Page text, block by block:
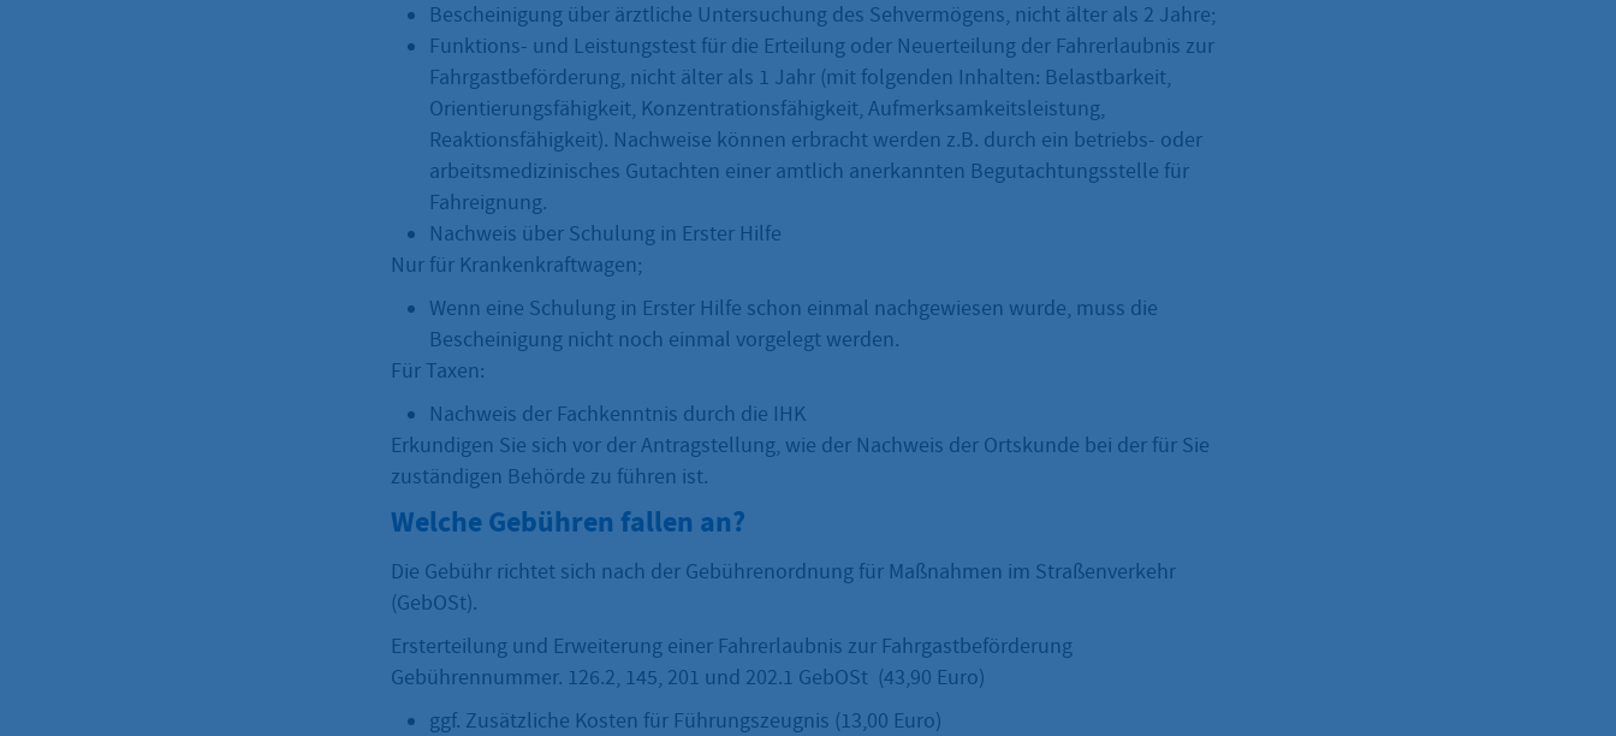
Bescheinigung über ärztliche Untersuchung des Sehvermögens, nicht älter als 2 Jahre;
Funktions- und Leistungstest für die Erteilung oder Neuerteilung der Fahrerlaubnis zur
Fahrgastbeförderung, nicht älter als 1 Jahr (mit folgenden Inhalten: Belastbarkeit,
Orientierungsfähigkeit, Konzentrationsfähigkeit, Aufmerksamkeitsleistung,
Reaktionsfähigkeit). Nachweise können erbracht werden z.B. durch ein betriebs- oder
arbeitsmedizinisches Gutachten einer amtlich anerkannten Begutachtungsstelle für
Fahreignung.
Nachweis über Schulung in Erster Hilfe
Nur für Krankenkraftwagen;
Wenn eine Schulung in Erster Hilfe schon einmal nachgewiesen wurde, muss die
Bescheinigung nicht noch einmal vorgelegt werden.
Für Taxen:
Nachweis der Fachkenntnis durch die IHK
Erkundigen Sie sich vor der Antragstellung, wie der Nachweis der Ortskunde bei der für Sie
zuständigen Behörde zu führen ist.
Welche Gebühren fallen an?
Die Gebühr richtet sich nach der Gebührenordnung für Maßnahmen im Straßenverkehr
(GebOSt).
Ersterteilung und Erweiterung einer Fahrerlaubnis zur Fahrgastbeförderung
Gebührennummer. 126.2, 145, 201 und 202.1 GebOSt (43,90 Euro)
ggf. Zusätzliche Kosten für Führungszeugnis (13,00 Euro)